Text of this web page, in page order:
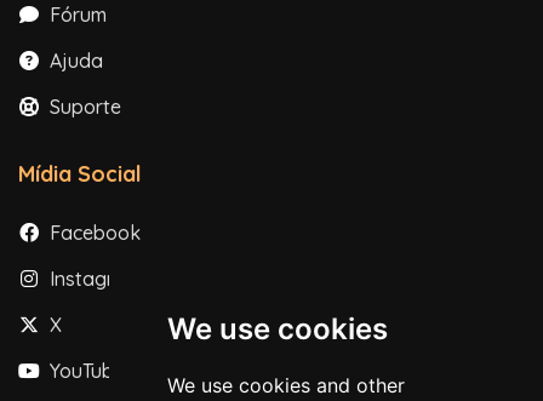
We use cookies
We use cookies and other
Fórum
Ajuda
Suporte
Mídia Social
Facebook
Instagram
X
YouTube